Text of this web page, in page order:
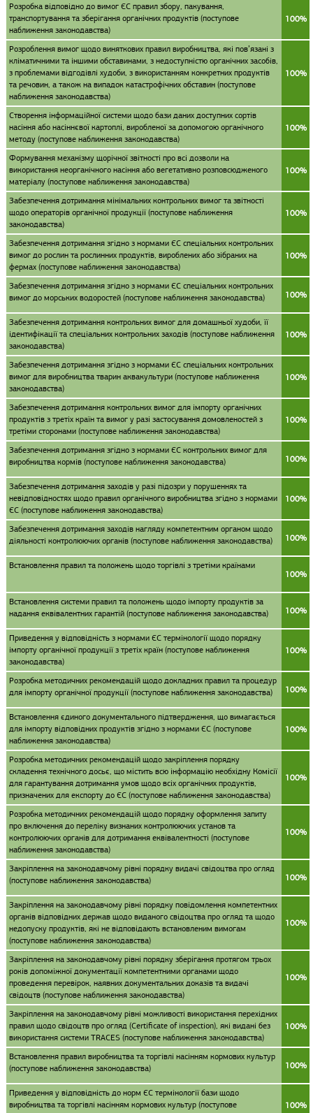
Розробка відповідно до вимог ЄС правил збору, пакування,
транспортування та зберігання органічних продуктів (поступове
наближення законодавства)
100%
Розроблення вимог щодо виняткових правил виробництва, які пов’язані з
кліматичними та іншими обставинами, з недоступністю органічних засобів,
з проблемами відгодівлі худоби, з використанням конкретних продуктів
та речовин, а також на випадок катастрофічних обставин (поступове
наближення законодавства)
100%
Створення інформаційної системи щодо бази даних доступних сортів
насіння або насіннєвої картоплі, виробленої за допомогою органічного
методу (поступове наближення законодавства)
100%
Формування механізму щорічної звітності про всі дозволи на
використання неорганічного насіння або вегетативно розповсюдженого
матеріалу (поступове наближення законодавства)
100%
Забезпечення дотримання мінімальних контрольних вимог та звітності
щодо операторів органічної продукції (поступове наближення
законодавства)
100%
Забезпечення дотримання згідно з нормами ЄС спеціальних контрольних
вимог до рослин та рослинних продуктів, вироблених або зібраних на
фермах (поступове наближення законодавства)
100%
Забезпечення дотримання згідно з нормами ЄС спеціальних контрольних
вимог до морських водоростей (поступове наближення законодавства)
100%
Забезпечення дотримання контрольних вимог для домашньої худоби, її
ідентифікації та спеціальних контрольних заходів (поступове наближення
законодавства)
100%
Забезпечення дотримання згідно з нормами ЄС спеціальних контрольних
вимог для виробництва тварин аквакультури (поступове наближення
законодавства)
100%
Забезпечення дотримання контрольних вимог для імпорту органічних
продуктів з третіх країн та вимог у разі застосування домовленостей з
третіми сторонами (поступове наближення законодавства)
100%
Забезпечення дотримання згідно з нормами ЄС контрольних вимог для
виробництва кормів (поступове наближення законодавства)
100%
Забезпечення дотримання заходів у разі підозри у порушеннях та
невідповідностях щодо правил органічного виробництва згідно з нормами
ЄС (поступове наближення законодавства)
100%
Забезпечення дотримання заходів нагляду компетентним органом щодо
діяльності контролюючих органів (поступове наближення законодавства)
100%
Встановлення правил та положень щодо торгівлі з третіми країнами
100%
Встановлення системи правил та положень щодо імпорту продуктів за
надання еквівалентних гарантій (поступове наближення законодавства)
100%
Приведення у відповідність з нормами ЄС термінології щодо порядку
імпорту органічної продукції з третіх країн (поступове наближення
законодавства)
100%
Розробка методичних рекомендацій щодо докладних правил та процедур
для імпорту органічної продукції (поступове наближення законодавства)
100%
Встановлення єдиного документального підтвердження, що вимагається
для імпорту відповідних продуктів згідно з нормами ЄС (поступове
наближення законодавства)
100%
Розробка методичних рекомендацій щодо закріплення порядку
складення технічного досьє, що містить всю інформацію необхідну Комісії
для гарантування дотримання умов щодо всіх органічних продуктів,
призначених для експорту до ЄС (поступове наближення законодавства)
100%
Розробка методичних рекомендацій щодо порядку оформлення запиту
про включення до переліку визнаних контролюючих установ та
контролюючих органів для дотримання еквівалентності (поступове
наближення законодавства)
100%
Закріплення на законодавчому рівні порядку видачі свідоцтва про огляд
(поступове наближення законодавства)
100%
Закріплення на законодавчому рівні порядку повідомлення компетентних
органів відповідних держав щодо виданого свідоцтва про огляд та щодо
недопуску продуктів, які не відповідають встановленим вимогам
(поступове наближення законодавства)
100%
Закріплення на законодавчому рівні порядку зберігання протягом трьох
років допоміжної документації компетентними органами щодо
проведення перевірок, наявних документальних доказів та видачі
свідоцтв (поступове наближення законодавства)
100%
Закріплення на законодавчому рівні можливості використання перехідних
правил щодо свідоцтв про огляд (Certificate of inspection), які видані без
використання системи TRACES (поступове наближення законодавства)
100%
Встановлення правил виробництва та торгівлі насінням кормових культур
(поступове наближення законодавства)
100%
Приведення у відповідність до норм ЄС термінології бази щодо
виробництва та торгівлі насінням кормових культур (поступове
100%